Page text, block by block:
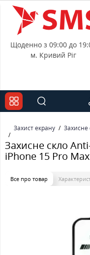
Щоденно з 09:00 до
м. Кривий Ріг
Захист екрану Захисне
Захисне скло
iPhone 15 Pro
Все про товар